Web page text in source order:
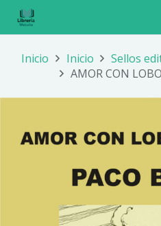
Inicio Inicio Sellos
AMOR CON